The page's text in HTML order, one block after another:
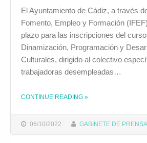
06/10/2022 GABINETE DE PRENSA
El Ayuntamiento de Cádiz, a través
Fomento, Empleo y Formación
plazo para las inscripciones del
Dinamización, Programación y
Culturales, dirigido al colectivo
trabajadoras desempleadas…
CONTINUE READING THE "EL IFEF OFERTA UN CURSO DE FPE DE DINAMIZACIÓN, PROGRAMACIÓN Y DESARROLLO DE ACCIONES CULTURALES"
»